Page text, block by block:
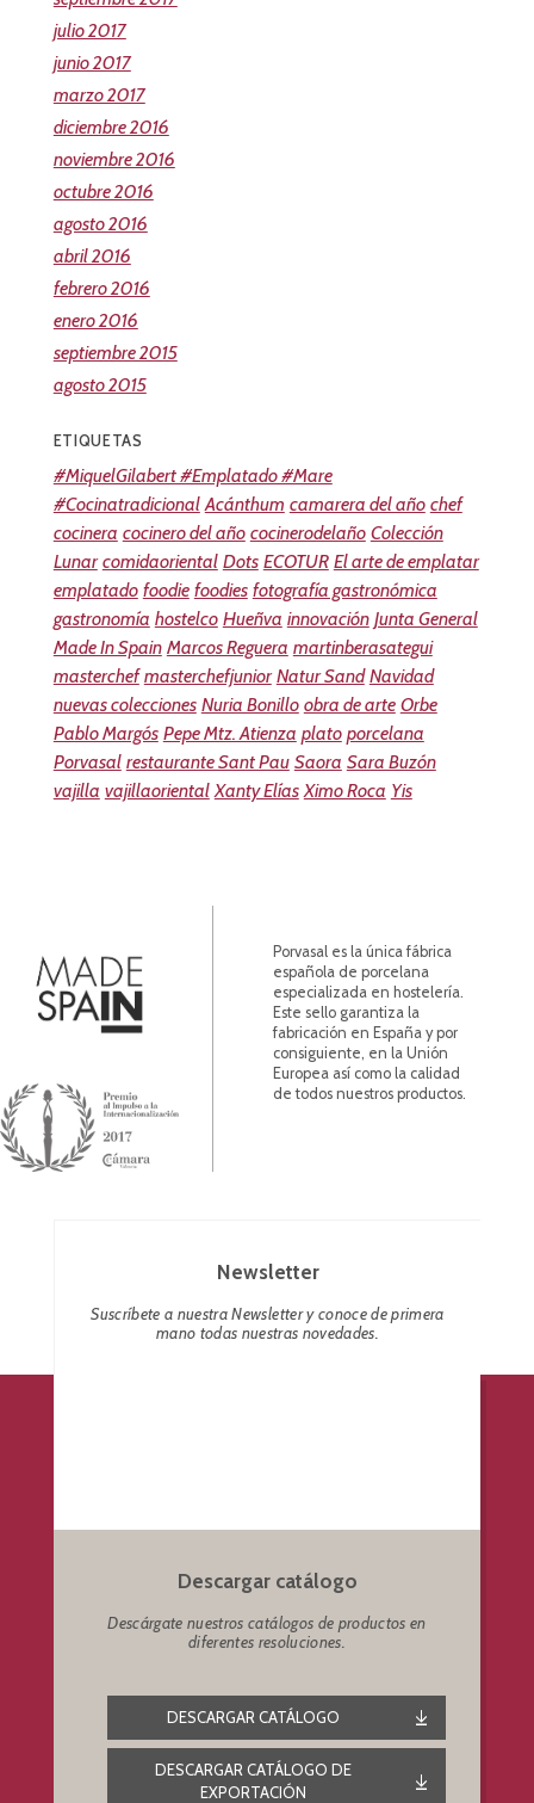
julio 2017
junio 2017
marzo 2017
diciembre 2016
noviembre 2016
octubre 2016
agosto 2016
abril 2016
febrero 2016
enero 2016
septiembre 2015
agosto 2015
ETIQUETAS
#MiquelGilabert #Emplatado #Mare
#Cocinatradicional Acánthum camarera del año chef
cocinera cocinero del año cocinerodelaño Colección
Lunar comidaoriental Dots ECOTUR El arte de emplatar
emplatado foodie foodies fotografía gastronómica
gastronomía hostelco Hueñva innovación Junta General
Made In Spain Marcos Reguera martinberasategui
masterchef masterchefjunior Natur Sand Navidad
nuevas colecciones Nuria Bonillo obra de arte Orbe
Pablo Margós Pepe Mtz. Atienza plato porcelana
Porvasal restaurante Sant Pau Saora Sara Buzón
vajilla vajillaoriental Xanty Elías Ximo Roca Yis
Porvasal es la única fábrica
española de porcelana
especializada en hostelería.
Este sello garantiza la
fabricación en España y por
consiguiente, en la Unión
Europea así como la calidad
de todos nuestros productos.
Newsletter
Suscríbete a nuestra Newsletter y conoce de primera
mano todas nuestras novedades.
Descargar catálogo
Descárgate nuestros catálogos de productos en
diferentes resoluciones.
DESCARGAR CATÁLOGO
DESCARGAR CATÁLOGO DE
EXPORTACIÓN